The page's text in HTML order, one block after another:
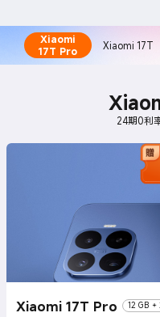
Xiaomi
17T Pro
Xiaomi 17T
24期0利
Xiaomi 17T Pro 12 GB +